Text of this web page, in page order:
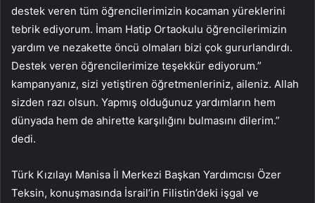
destek veren tüm öğrencilerimizin kocaman yüreklerini
tebrik ediyorum. İmam Hatip Ortaokulu öğrencilerimizin
yardım ve nezakette öncü olmaları bizi çok gururlandırdı.
Destek veren öğrencilerimize teşekkür ediyorum.”
kampanyanız, sizi yetiştiren öğretmenleriniz, aileniz. Allah
sizden razı olsun. Yapmış olduğunuz yardımların hem
dünyada hem de ahirette karşılığını bulmasını dilerim.”
dedi.
Türk Kızılayı Manisa İl Merkezi Başkan Yardımcısı Özer
Teksin, konuşmasında İsrail’in Filistin’deki işgal ve